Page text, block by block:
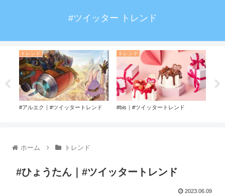
#ツイッター トレンド
トレンド
#アルエク｜#ツイッタートレンド
トレンド
#bis｜#ツイッタートレンド
ホーム トレンド
#ひょうたん｜#ツイッタートレンド
2023.06.09